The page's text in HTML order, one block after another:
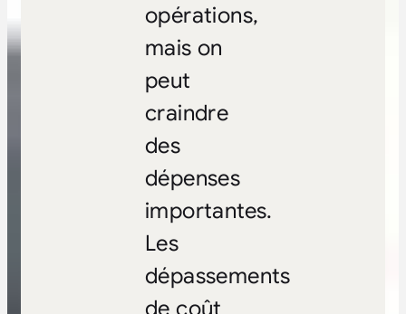
opérations,
mais on
peut
craindre
des
dépenses
importantes.
Les
dépassements
de coût